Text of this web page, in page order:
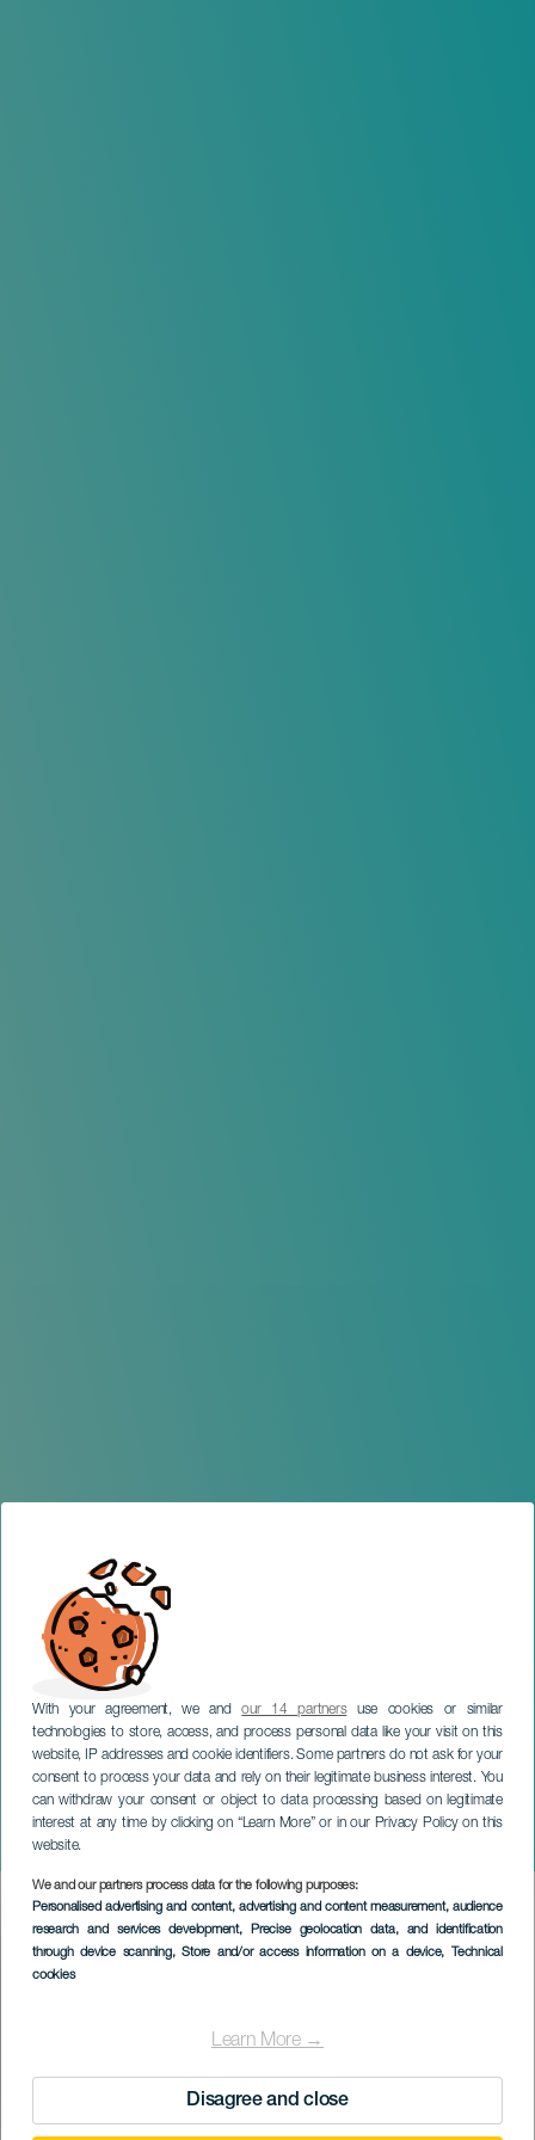
With your agreement, we andour 14 partnersuse cookies or similar
technologies to store, access, and process personal data like your visit on this
website, IP addresses and cookie identifiers. Some partners do not ask for your
consent to process your data and rely on their legitimate business interest. You
can withdraw your consent or object to data processing based on legitimate
interest at any time by clicking on “Learn More” or in our Privacy Policy on this
website.
We and our partners process data for the following purposes:
Personalised advertising and content, advertising and content measurement, audience
research and services development, Precise geolocation data, and identification
through device scanning, Store and/or access information on a device, Technical
cookies
Learn More →
Disagree and close
Occhi dell'oceano
LANZAROTE
Imagen
Listado